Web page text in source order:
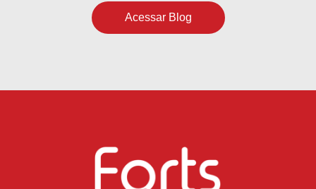
Acessar Blog